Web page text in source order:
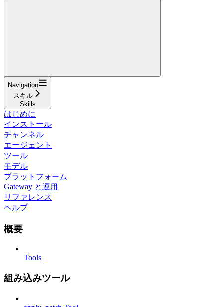
Navigation
スキル
Skills
はじめに
インストール
チャンネル
エージェント
ツール
モデル
プラットフォーム
Gateway と運用
リファレンス
ヘルプ
概要
Tools
組み込みツール